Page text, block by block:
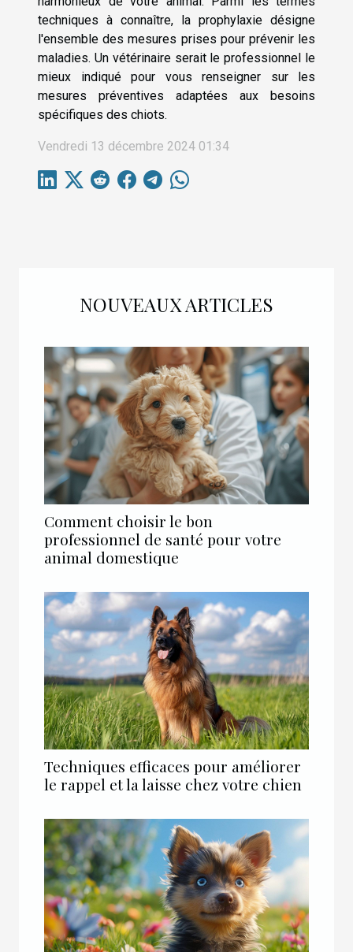
techniques à connaître, la prophylaxie désigne
l'ensemble des mesures prises pour prévenir les
maladies. Un vétérinaire serait le professionnel le
mieux indiqué pour vous renseigner sur les
mesures préventives adaptées aux besoins
spécifiques des chiots.
Vendredi 13 décembre 2024 01:34
NOUVEAUX ARTICLES
Comment choisir le bon
professionnel de santé pour votre
animal domestique
Techniques efficaces pour améliorer
le rappel et la laisse chez votre chien